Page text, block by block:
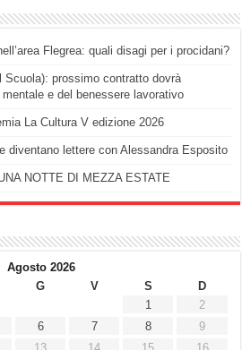
Flegrea: quali disagi per i procidani?
Scuola): prossimo contratto dovrà
e del benessere lavorativo
La Cultura V edizione 2026
diventano lettere con Alessandra Esposito
NOTTE DI MEZZA ESTATE
Agosto 2026
G V S
D
1
2
6 7 8
9